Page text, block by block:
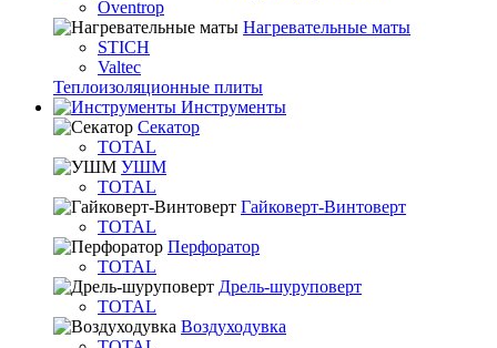
Oventrop
Нагревательные маты
STICH
Valtec
Теплоизоляционные плиты
Инструменты
Секатор
TOTAL
УШМ
TOTAL
Гайковерт-Винтоверт
TOTAL
Перфоратор
TOTAL
Дрель-шуруповерт
TOTAL
Воздуходувка